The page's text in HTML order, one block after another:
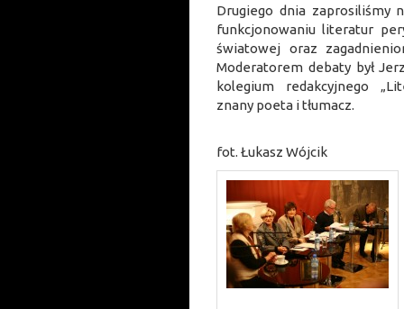
Drugiego dnia zaprosiliśmy
funkcjonowaniu literatur
światowej oraz
Moderatorem debaty był
kolegium redakcyjnego
znany poeta i tłumacz.
fot. Łukasz Wójcik